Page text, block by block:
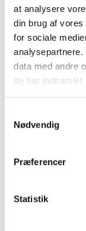
at analysere
din brug af
for sociale
data med andre
de har indsamlet
Nødvendig
Præferencer
Statistik
Du